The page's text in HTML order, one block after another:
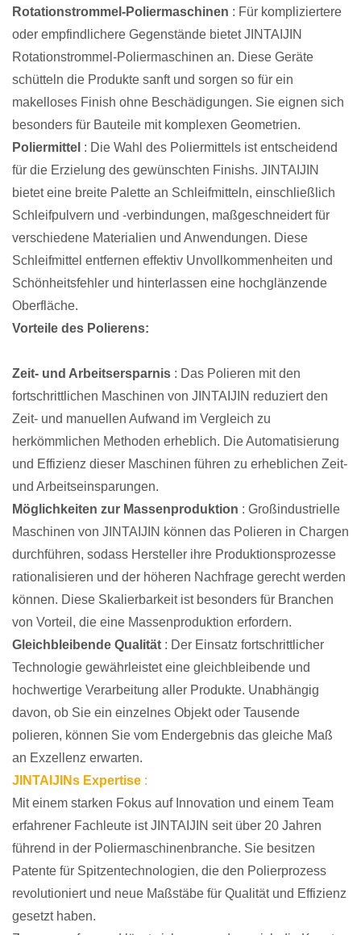
Rotationstrommel-Poliermaschinen : Für kompliziertere
oder empfindlichere Gegenstände bietet JINTAIJIN
Rotationstrommel-Poliermaschinen an. Diese Geräte
schütteln die Produkte sanft und sorgen so für ein
makelloses Finish ohne Beschädigungen. Sie eignen sich
besonders für Bauteile mit komplexen Geometrien.
Poliermittel : Die Wahl des Poliermittels ist entscheidend
für die Erzielung des gewünschten Finishs. JINTAIJIN
bietet eine breite Palette an Schleifmitteln, einschließlich
Schleifpulvern und -verbindungen, maßgeschneidert für
verschiedene Materialien und Anwendungen. Diese
Schleifmittel entfernen effektiv Unvollkommenheiten und
Schönheitsfehler und hinterlassen eine hochglänzende
Oberfläche.
Vorteile des Polierens:
Zeit- und Arbeitsersparnis : Das Polieren mit den
fortschrittlichen Maschinen von JINTAIJIN reduziert den
Zeit- und manuellen Aufwand im Vergleich zu
herkömmlichen Methoden erheblich. Die Automatisierung
und Effizienz dieser Maschinen führen zu erheblichen Zeit-
und Arbeitseinsparungen.
Möglichkeiten zur Massenproduktion : Großindustrielle
Maschinen von JINTAIJIN können das Polieren in Chargen
durchführen, sodass Hersteller ihre Produktionsprozesse
rationalisieren und der höheren Nachfrage gerecht werden
können. Diese Skalierbarkeit ist besonders für Branchen
von Vorteil, die eine Massenproduktion erfordern.
Gleichbleibende Qualität : Der Einsatz fortschrittlicher
Technologie gewährleistet eine gleichbleibende und
hochwertige Verarbeitung aller Produkte. Unabhängig
davon, ob Sie ein einzelnes Objekt oder Tausende
polieren, können Sie vom Endergebnis das gleiche Maß
an Exzellenz erwarten.
JINTAIJINs Expertise :
Mit einem starken Fokus auf Innovation und einem Team
erfahrener Fachleute ist JINTAIJIN seit über 20 Jahren
führend in der Poliermaschinenbranche. Sie besitzen
Patente für Spitzentechnologien, die den Polierprozess
revolutioniert und neue Maßstäbe für Qualität und Effizienz
gesetzt haben.